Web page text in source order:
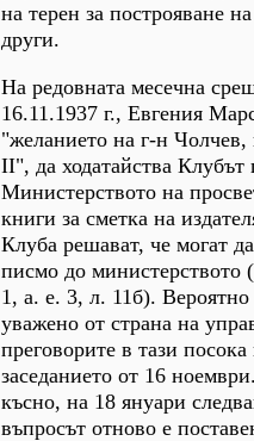
на терен за построяване
други.
На редовната месечна
16.11.1937 г., Евгения
"желанието на г-н
ІІ", да ходатайства Клубът
Министерството на
книги за сметка на
Клуба решават, че могат
писмо до
1, а. е. 3, л. 11б). Вероятно
уважено от страна на
преговорите в тази
заседанието от 16
късно, на 18 януари
въпросът отново е